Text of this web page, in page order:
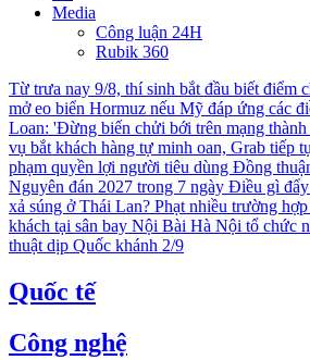
Media
Công luận 24H
Rubik 360
Từ trưa nay 9/8, thí sinh bắt đầu biết điểm
mở eo biển Hormuz nếu Mỹ đáp ứng các
Loan: 'Đừng biến chửi bới trên mạng
vụ bắt khách hàng tự minh oan, Grab tiếp
phạm quyền lợi người tiêu dùng Đồng
Nguyên đán 2027 trong 7 ngày Điều gì đẩy
xả súng ở Thái Lan? Phạt nhiều trường
khách tại sân bay Nội Bài Hà Nội tổ chức
thuật dịp Quốc khánh 2/9
Quốc tế
Công nghệ